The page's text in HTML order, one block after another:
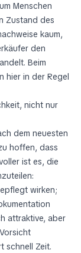
Menschen
Zustand des
kaum,
den
Beim
hier in der Regel
nicht nur
dem neuesten
hoffen, dass
ist es, die
wirken;
attraktive, aber
schnell Zeit.